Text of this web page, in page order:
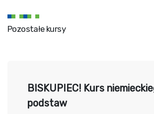
Pozostałe kursy
BISKUPIEC! Kurs
podstaw